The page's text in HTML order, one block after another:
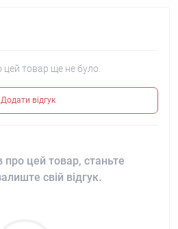
цей товар ще не було.
відгук
про цей товар, станьте
свій відгук.